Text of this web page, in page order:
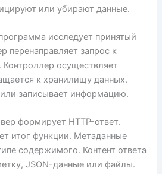
или убирают данные.
исследует принятый
перенаправляет запрос к
осуществляет
к хранилищу данных.
записывает информацию.
формирует HTTP-ответ.
итог функции. Метаданные
содержимого. Контент ответа
JSON-данные или файлы.